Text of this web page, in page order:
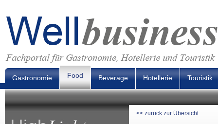
Gastronomie Food Beverage Hotellerie Touristik
<< zurück zur Übersicht